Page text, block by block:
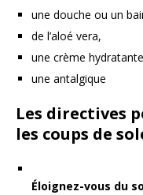
une douche ou un
de l’aloé vera,
une crème
une antalgique
Les directives
les coups de
Éloignez-vous du